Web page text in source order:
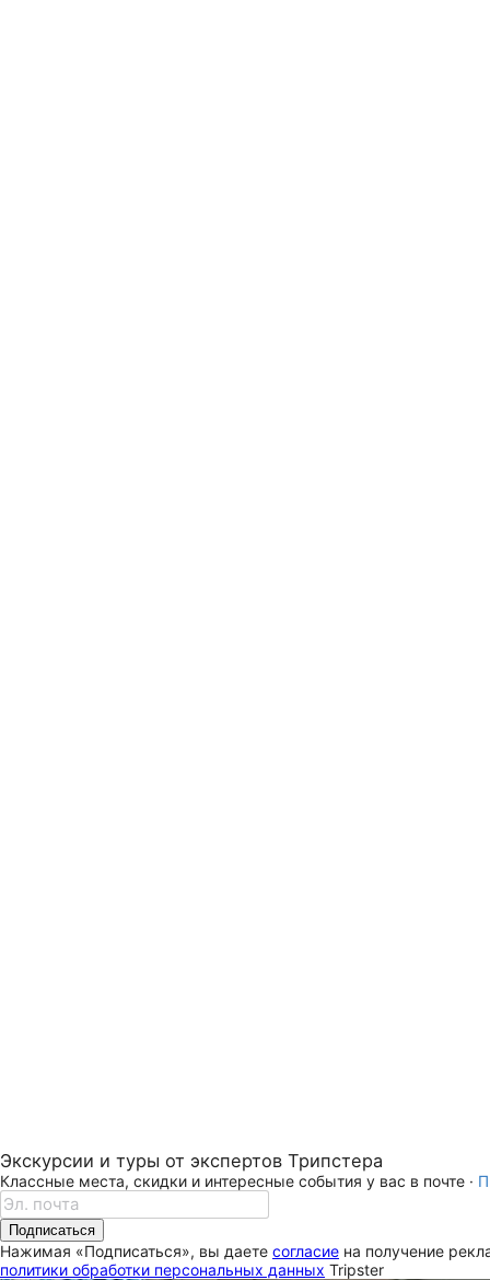
Экскурсии и туры от экспертов Трипстера
Классные места, скидки и интересные события у вас в почте ·
Подписаться
Нажимая «Подписаться», вы даете согласие на получение
политики обработки персональных данных Tripster